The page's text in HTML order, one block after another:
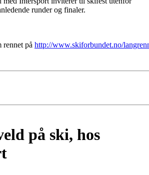
runder og finaler.
på http://www.skiforbundet.no/
på ski, hos